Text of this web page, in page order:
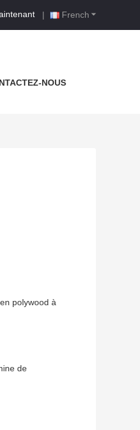
French
|
NOUS
polywood à
de